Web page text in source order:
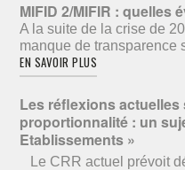
MIFID 2/MIFIR : quelles
A la suite de la crise de
manque de transparence
EN SAVOIR PLUS
Les réflexions
proportionnalité : un
Etablissements »
Le CRR actuel prévoit